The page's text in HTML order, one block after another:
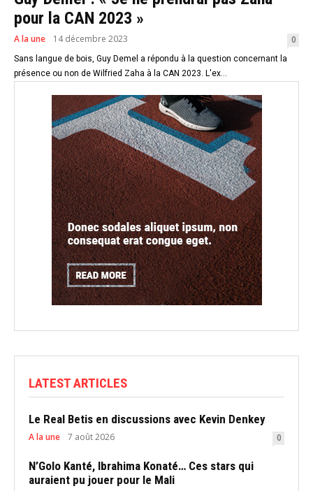
pour la CAN 2023 »
A la une 14 décembre 2023 0
Sans langue de bois, Guy Demel a répondu à la question concernant la
présence ou non de Wilfried Zaha à la CAN 2023. L'ex...
LATEST ARTICLES
Le Real Betis en discussions avec Kevin Denkey
A la une 7 août 2026 0
N’Golo Kanté, Ibrahima Konaté… Ces stars qui
auraient pu jouer pour le Mali